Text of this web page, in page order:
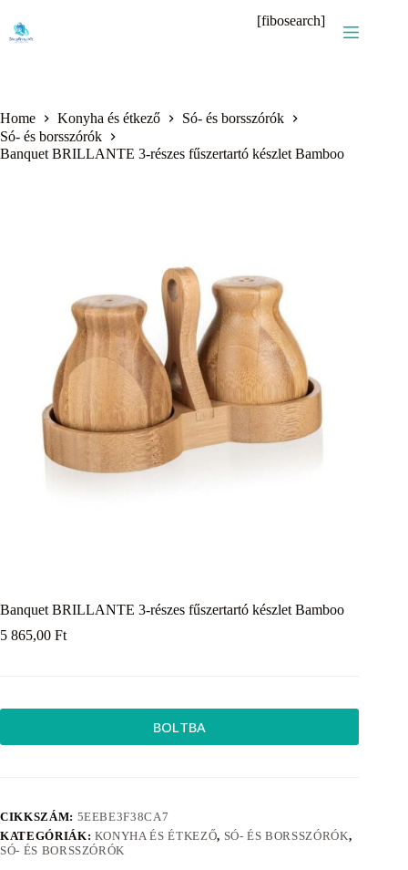
content
[fibosearch]
Home Konyha és étkező
Só- és borsszórók
Só- és borsszórók
Banquet BRILLANTE 3-részes fűszertartó készlet Bamboo
Banquet BRILLANTE 3-részes fűszertartó készlet Bamboo
5 865,00 Ft
BOLTBA
CIKKSZÁM: 5EEBE3F38CA7
KATEGÓRIÁK: KONYHA ÉS ÉTKEZŐ, SÓ- ÉS BORSSZÓRÓK,
SÓ- ÉS BORSSZÓRÓK